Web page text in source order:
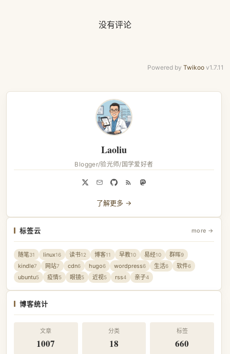
没有评论
Powered by Twikoo v1.7.11
Laoliu
Blogger/验光师/国学爱好者
了解更多 →
标签云 more →
随笔31 linux16 读书12 博客11 早教10 易经10 群晖9
kindle7 网站7 cdn6 hugo6 wordpress6 生活6 软件6
ubuntu5 疫情5 眼镜5 近视5 rss4 亲子4
博客统计
文章
1007
分类
18
标签
660